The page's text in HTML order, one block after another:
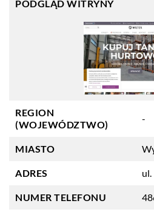
PODGLĄD WITRYNY
REGION
(WOJEWÓDZTWO)
-
MIASTO
ADRES
NUMER TELEFONU